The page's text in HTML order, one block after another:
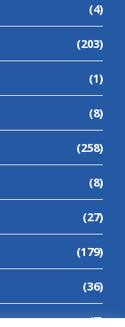
(4)
(203)
(1)
(8)
(258)
(8)
(27)
(179)
(36)
(7)